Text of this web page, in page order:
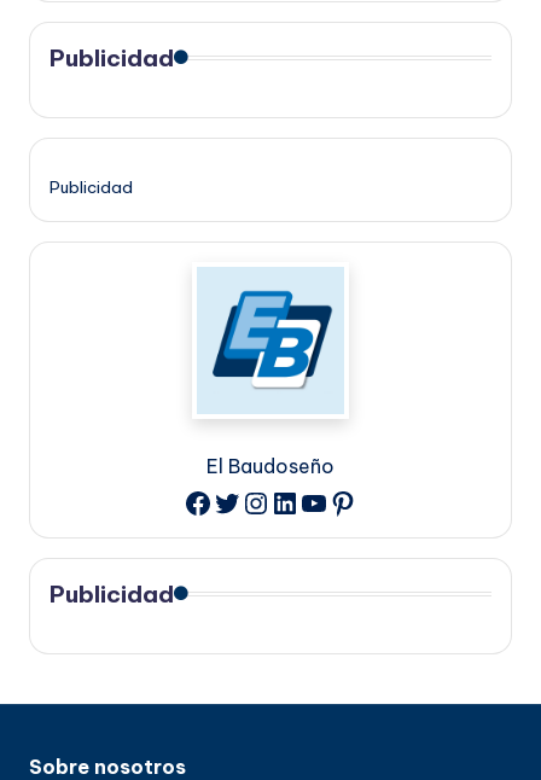
Publicidad
Publicidad
El Baudoseño
Facebook
Twitter
Instagram
LinkedIn
YouTube
Pinterest
Publicidad
Sobre nosotros